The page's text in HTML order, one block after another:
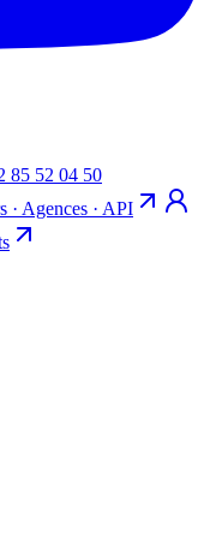
85 52 04 50
· Agences · API